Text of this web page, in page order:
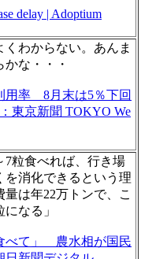
delay | Adoptium
わからない。あんま
な・・・
用率 8月末は5％下回
東京新聞 TOKYO We
7粒食べれば、行き場
を消化できるという理
は年22万トンで、こ
なる」
べて」 農水相が国民